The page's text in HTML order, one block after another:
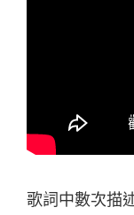
歌詞中數次描